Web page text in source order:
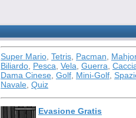
Super Mario Tetris Pacman
Biliardo Pesca Vela Guerra
Dama Cinese Golf Mini-Golf
Navale Quiz
Evasione Gratis